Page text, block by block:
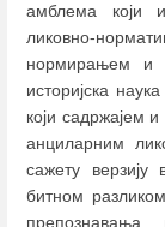
амблема који
ликовно-
нормирањем и
историјска
који садржајем
анциларним
сажету
битном